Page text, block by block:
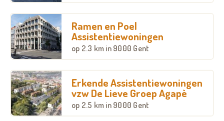
en beslist u zelf of u gebruik wil maken van onze
hulp- en dienstverlening.
Door het naastliggende woonzorgcentrum kunnen
dient enkel in regie te zijn van uw eigen leven.
In uw flat heeft u uw eigen keuken. U kiest zelf of u
in uw eigen flat wenst te koken en eten of u kan
Ramen en Poel
Assistentiewoningen
op 2.3 km in 9000 Gent
Erkende Assistentiewoningen
vzw De Lieve Groep Agapè
op 2.5 km in 9000 Gent